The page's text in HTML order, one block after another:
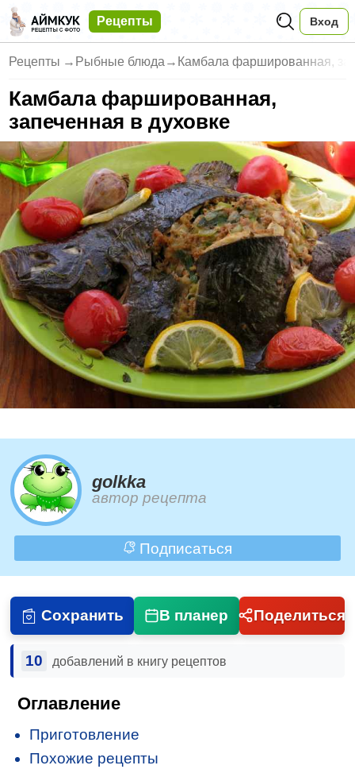
Рецепты Вход
Рецепты → Рыбные блюда → Камбала фаршированная,
Камбала фаршированная,
запеченная в духовке
golkka
автор рецепта
Подписаться
Сохранить В планер Поделиться
10 добавлений в книгу рецептов
Оглавление
Приготовление
Похожие рецепты